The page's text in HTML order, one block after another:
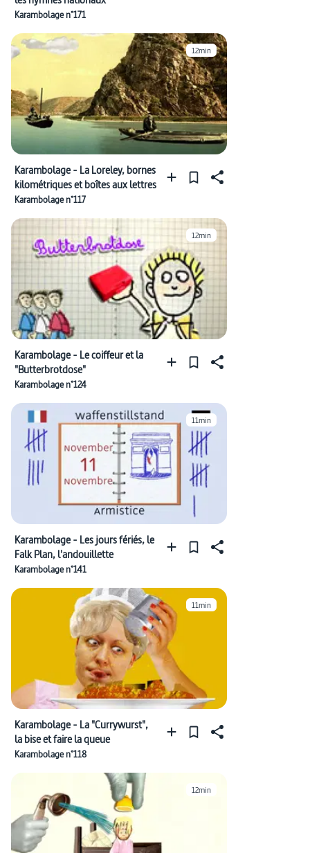
Karambolage n°171
12min
Karambolage - La Loreley, bornes
kilométriques et boîtes aux lettres
Karambolage n°117
12min
Karambolage - Le coiffeur et la
"Butterbrotdose"
Karambolage n°124
11min
Karambolage - Les jours fériés, le
Falk Plan, l'andouillette
Karambolage n°141
11min
Karambolage - La "Currywurst",
la bise et faire la queue
Karambolage n°118
12min